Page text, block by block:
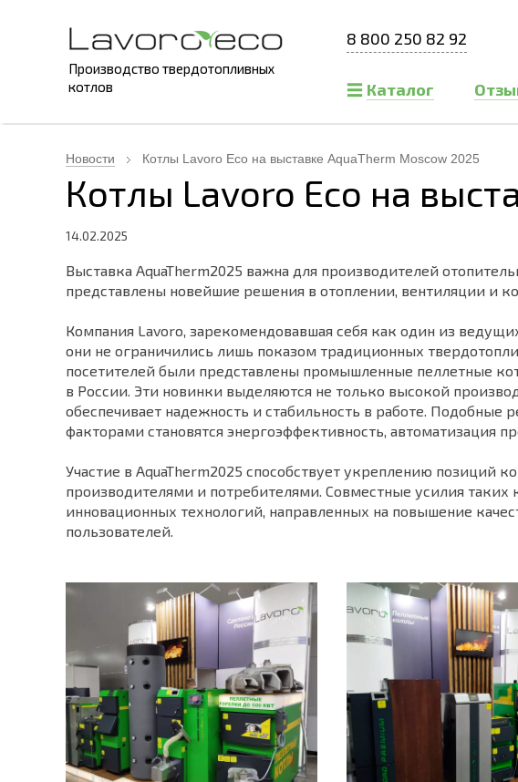
Производство твердотопливных
котлов
8 800 250 82 92
Каталог
Новости Котлы Lavoro Eco на выставке AquaTherm Moscow 2025
Котлы Lavoro Eco на
14.02.2025
Выставка AquaTherm2025 важна для производителей
представлены новейшие решения в отоплении, вентиляции и
Компания Lavoro, зарекомендовавшая себя как один из
они не ограничились лишь показом традиционных
посетителей были представлены промышленные пеллетные
в России. Эти новинки выделяются не только высокой
обеспечивает надежность и стабильность в работе.
факторами становятся энергоэффективность, автоматизация
Участие в AquaTherm2025 способствует укреплению
производителями и потребителями. Совместные усилия
инновационных технологий, направленных на повышение
пользователей.